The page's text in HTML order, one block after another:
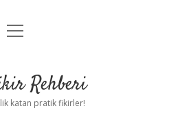
Uyarı
menüyü
Rehberi
katan pratik fikirler!